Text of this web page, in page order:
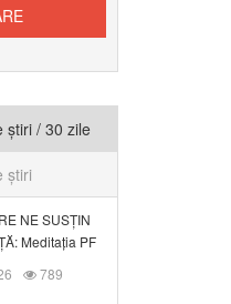
știri / 30 zile
știri
NE SUSȚIN
Meditația PF
a VI-a
789